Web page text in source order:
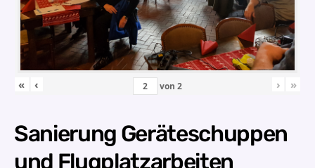
« ‹ von 2 › »
Sanierung Geräteschuppen
und Flugplatzarbeiten